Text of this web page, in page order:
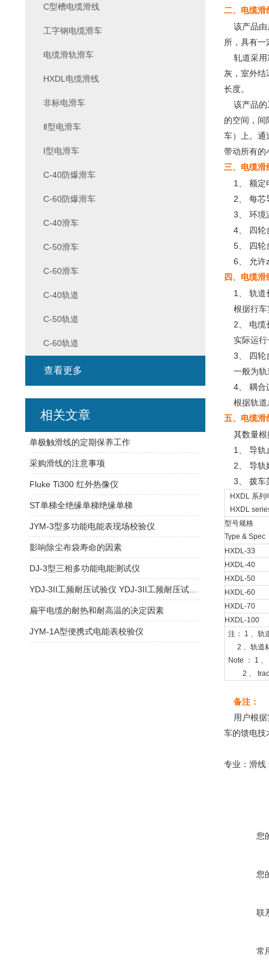
二、
电缆滑
该产品由
所，具有一
轧道采用
灰，室外结
长度。
该产品的
的空间，间
车）上。通
带动所有的
三、
电缆滑
1、 额定
2、 每芯
3、 环境
4、 四轮
5、 四轮
6、 允许
四、
电缆滑
1、 轨道
根据行车
2、 电缆
实际运行
3、 四轮
一般为轨
4、 耦合
根据轨道
五、
电缆滑
其数量根
1、 导轨
2、 导轨
3、 拨车
HXDL 系列
HXDL
型号规格
Type & Spec
HXDL-33
HXDL-40
HXDL-50
HXDL-60
HXDL-70
HXDL-100
注： 1 、轨
2 、轨道材
Note ： 1
2 、 track
备注：
用户根据
车的馈电技
专业：滑线
您
您
联
常
C型槽电缆滑线
工字钢电缆滑车
电缆滑轨滑车
HXDL电缆滑线
非标电滑车
Ⅱ型电滑车
Ⅰ型电滑车
C-40防爆滑车
C-60防爆滑车
C-40滑车
C-50滑车
C-60滑车
C-40轨道
C-50轨道
C-60轨道
查看更多
相关文章
单极触滑线的定期保养工作
采购滑线的注意事项
Fluke Ti300 红外热像仪
ST单梯全绝缘单梯绝缘单梯
JYM-3型多功能电能表现场校验仪
影响除尘布袋寿命的因素
DJ-3型三相多功能电能测试仪
扁平电缆的耐热和耐高温的决定因素
JYM-1A型便携式电能表校验仪